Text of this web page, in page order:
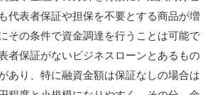
代表者保証や担保を不要とする商品が増
その条件で資金調達を行うことは可能で
者保証がないビジネスローンとあるもの
あり、特に融資金額は保証なしの場合は